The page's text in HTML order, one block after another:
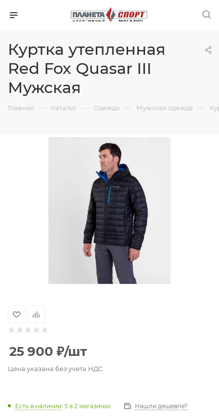
Куртка утепленная
Red Fox Quasar III
Мужская
Главная — Каталог — Одежда — Мужская одежда —
25 900 ₽/шт
Цена указана без учета НДС
Есть в наличии: 5 в 2 магазинах Нашли дешевле?